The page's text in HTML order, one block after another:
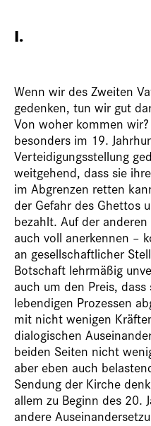
I.
Wenn wir des Zweiten
gedenken, tun wir gut
Von woher kommen
besonders im 19.
Verteidigungsstellung
weitgehend, dass sie
im Abgrenzen retten
der Gefahr des Ghettos
bezahlt. Auf der
auch voll anerkennen –
an gesellschaftlicher
Botschaft lehrmäßig
auch um den Preis,
lebendigen Prozessen
mit nicht wenigen
dialogischen
beiden Seiten nicht
aber eben auch
Sendung der Kirche
allem zu Beginn des 20.
andere